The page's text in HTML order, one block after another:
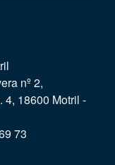
nº 2,
4, 18600 Motril -
73